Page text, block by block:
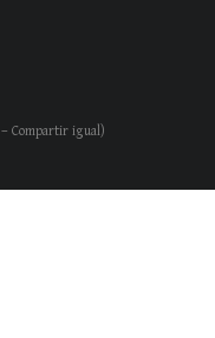
– Compartir igual)